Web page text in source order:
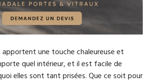
apportent une touche chaleureuse et
quel intérieur, et il est facile de
elles sont tant prisées. Que ce soit pour